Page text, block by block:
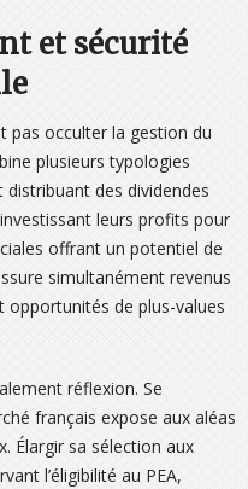
et sécurité
pas occulter la gestion du
plusieurs typologies
distribuant des dividendes
leurs profits pour
offrant un potentiel de
simultanément revenus
opportunités de plus-values
réflexion. Se
français expose aux aléas
Élargir sa sélection aux
l’éligibilité au PEA,